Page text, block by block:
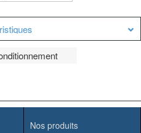
Nos produits